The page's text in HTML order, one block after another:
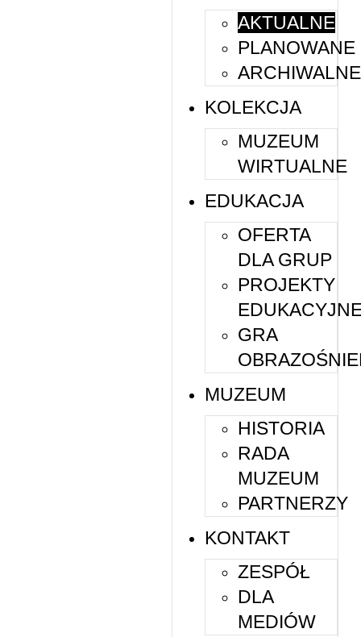
AKTUALNE
PLANOWANE
ARCHIWALNE
KOLEKCJA
MUZEUM
WIRTUALNE
EDUKACJA
OFERTA
DLA GRUP
PROJEKTY
GRA
MUZEUM
HISTORIA
RADA
MUZEUM
PARTNERZY
KONTAKT
ZESPÓŁ
DLA
MEDIÓW